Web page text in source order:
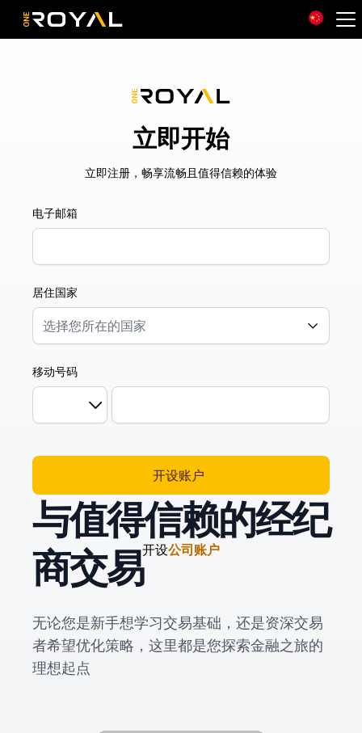
OneRoyal Home
与值得信赖的经纪
商交易
无论您是新手想学习交易基础，还是资深交易
者希望优化策略，这里都是您探索金融之旅的
理想起点
立即开始
立即注册，畅享流畅且值得信赖的体验
电子邮箱
居住国家
移动号码
开设公司账户
开设账户